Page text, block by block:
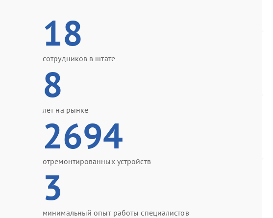
18
сотрудников в штате
8
лет на рынке
2694
отремонтированных устройств
3
минимальный опыт работы специалистов